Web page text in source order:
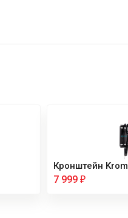
Кронштейн
7 999 ₽